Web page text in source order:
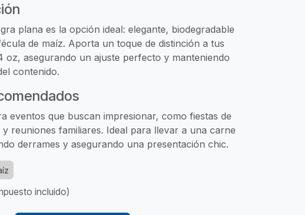
plana es la opción ideal: elegante, biodegradable
de maíz. Aporta un toque de distinción a tus
oz, asegurando un ajuste perfecto y manteniendo
contenido.
eventos que buscan impresionar, como fiestas de
reuniones familiares. Ideal para llevar a una carne
derrames y asegurando una presentación chic.
incluido)